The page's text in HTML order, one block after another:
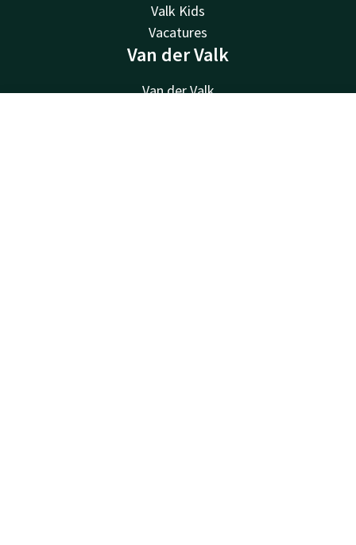
Valk Kids
Vacatures
Van der Valk
Van der Valk